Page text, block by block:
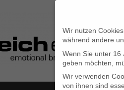
Wir nutzen
während andere
Wenn Sie unter 16
geben möchten,
Wir verwenden
von ihnen sind